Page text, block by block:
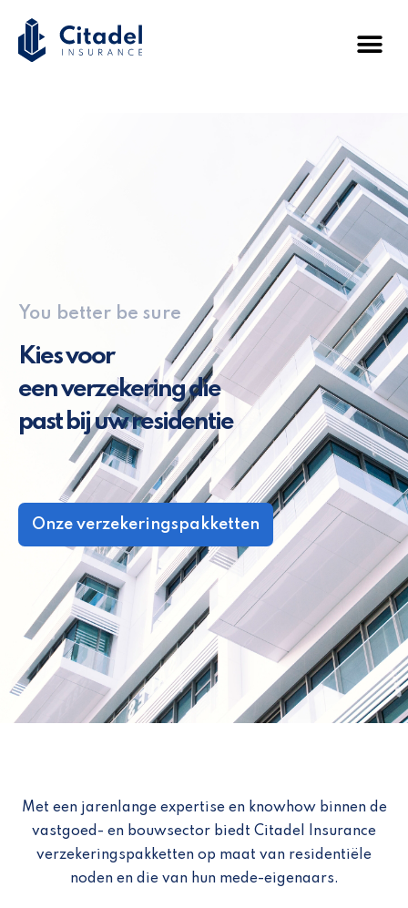
You better be sure
Kies voor
een verzekering die
past bij uw residentie
Onze verzekeringspakketten
Met een jarenlange expertise en knowhow binnen de
vastgoed- en bouwsector biedt Citadel Insurance
verzekeringspakketten op maat van residentiële
noden en die van hun mede-eigenaars.